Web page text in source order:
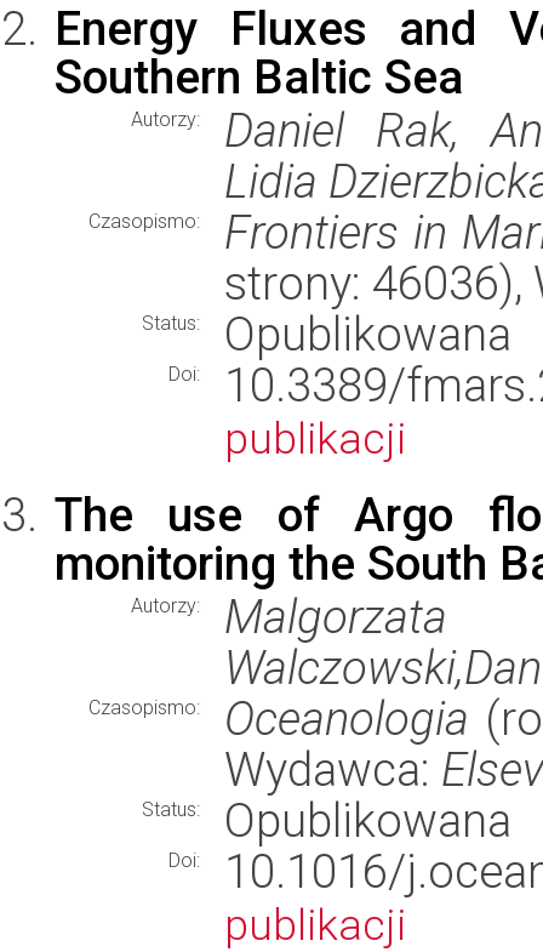
Energy Fluxes and
Southern Baltic Sea
Autorzy:
Daniel Rak,
Lidia
Czasopismo:
Frontiers in
strony:
Status: Opublikowana
Doi: 10.3389/
publikacji
The use of Argo
monitoring the South
Autorzy:
Czasopismo: Oceanologia
Wydawca:
Status: Opublikowana
Doi: 10.1016/
publikacji